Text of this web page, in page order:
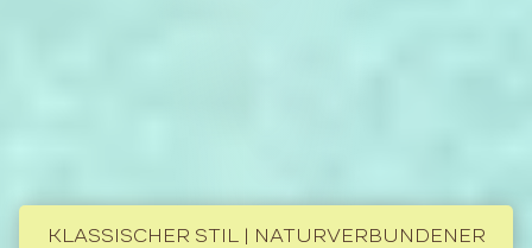
KLASSISCHER STIL | NATURVERBUNDENER